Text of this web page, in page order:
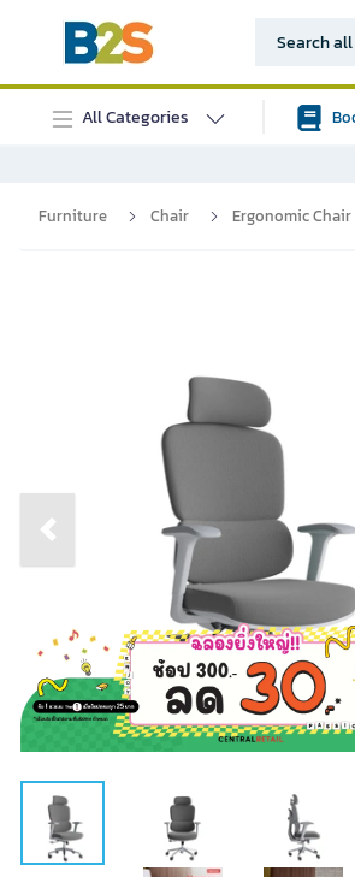
All Categories
Furniture Chair Ergonomic Chair
Previous slide